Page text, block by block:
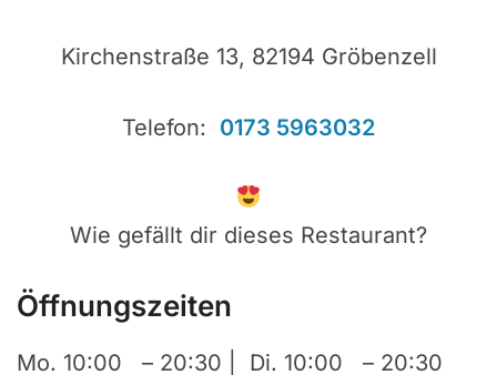
Kirchenstraße 13, 82194 Gröbenzell
Telefon: 0173 5963032
Wie gefällt dir dieses Restaurant?
Öffnungszeiten
Mo. 10:00 – 20:30 | Di. 10:00 – 20:30